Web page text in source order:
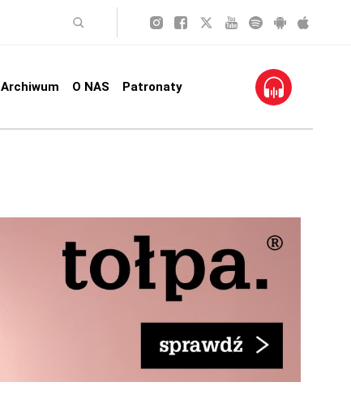
Archiwum O NAS Patronaty